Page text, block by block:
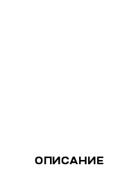
ОПИСАНИЕ